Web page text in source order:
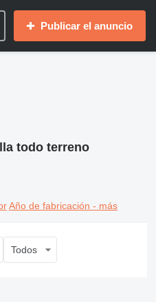
Publicar el anuncio
todo terreno
Año de fabricación - más
Todos